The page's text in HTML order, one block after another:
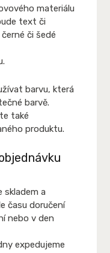
materiálu
text či
či šedé
barvu, která
barvě.
také
produktu.
skladem a
času doručení
nebo v den
expedujeme